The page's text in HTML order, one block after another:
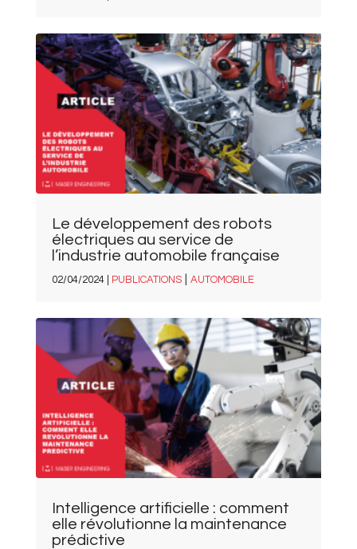
Le développement des robots
électriques au service de
l’industrie automobile française
02/04/2024 | PUBLICATIONS| AUTOMOBILE
Intelligence artificielle : comment
elle révolutionne la maintenance
prédictive